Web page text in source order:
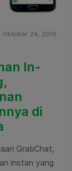
Oktober 24, 2016
In-
di
GrabChat,
instan yang